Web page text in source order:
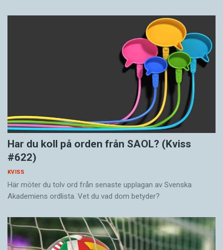
Har du koll på orden från SAOL? (Kviss
#622)
KVISS
Här möter du tolv ord från senaste upplagan av Svenska
Akademiens ordlista. Vet du vad dom betyder?